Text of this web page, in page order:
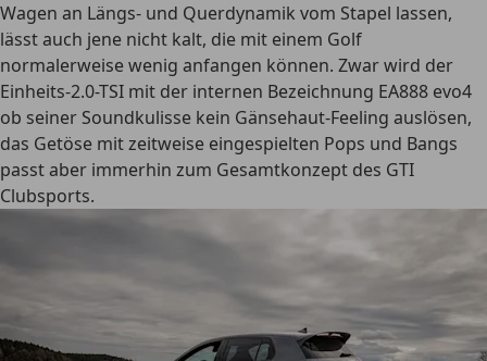
Wagen an Längs- und Querdynamik vom Stapel lassen,
lässt auch jene nicht kalt, die mit einem Golf
normalerweise wenig anfangen können. Zwar wird der
Einheits-2.0-TSI mit der internen Bezeichnung EA888 evo4
ob seiner Soundkulisse kein Gänsehaut-Feeling auslösen,
das Getöse mit zeitweise eingespielten Pops und Bangs
passt aber immerhin zum Gesamtkonzept des GTI
Clubsports.